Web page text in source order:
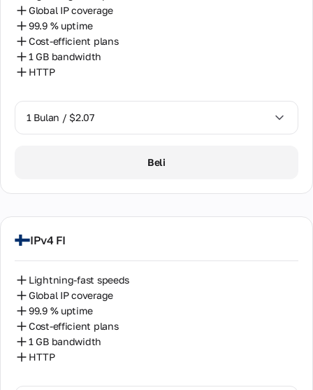
Global IP coverage
99.9 % uptime
Cost-efficient plans
1 GB bandwidth
HTTP
1 Bulan / $2.07
Beli
IPv4 FI
Lightning-fast speeds
Global IP coverage
99.9 % uptime
Cost-efficient plans
1 GB bandwidth
HTTP